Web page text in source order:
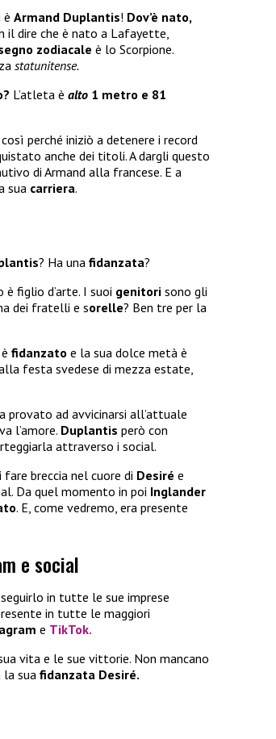
è Armand Duplantis! Dov’è nato,
il dire che è nato a Lafayette,
zodiacale è lo Scorpione.
statunitense.
L’atleta è alto 1 metro e 81
perché iniziò a detenere i record
anche dei titoli. A dargli questo
di Armand alla francese. E a
sua carriera.
? Ha una fidanzata?
figlio d’arte. I suoi genitori sono gli
dei fratelli e sorelle? Ben tre per la
fidanzato e la sua dolce metà è
festa svedese di mezza estate,
provato ad avvicinarsi all’attuale
l’amore. Duplantis però con
attraverso i social.
breccia nel cuore di Desiré e
Da quel momento in poi Inglander
. E, come vedremo, era presente
e social
in tutte le sue imprese
in tutte le maggiori
e TikTok.
vita e le sue vittorie. Non mancano
sua fidanzata Desiré.